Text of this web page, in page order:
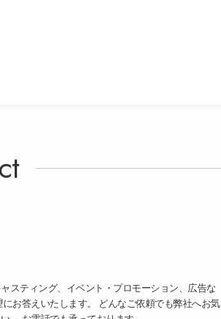
スティング、イベント・プロモーション、広告な
にお答えいたします。 どんなご依頼でも弊社へお気